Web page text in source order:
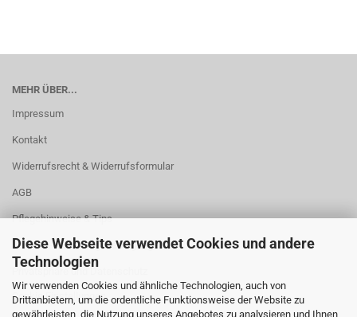
Diese Webseite verwendet Cookies und andere
Technologien
Wir verwenden Cookies und ähnliche Technologien, auch von
Drittanbietern, um die ordentliche Funktionsweise der Website zu
gewährleisten, die Nutzung unseres Angebotes zu analysieren und Ihnen
MEHR ÜBER...
Impressum
Kontakt
Widerrufsrecht & Widerrufsformular
AGB
Pflegehinweise & Tips
Versand- & Zahlungsbedingungen
Privatsphäre und Datenschutz
Cookie Einstellungen